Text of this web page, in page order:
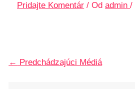
Pridajte Komentár / Od admin/
← Predchádzajúci Médiá